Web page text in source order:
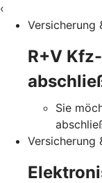
‹
Versicherung
R+V
Sie
Versicherung